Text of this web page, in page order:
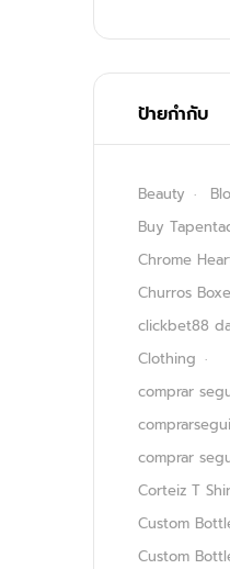
ป้ายกำกับ
Beauty
Buy
Chrome
Churros
clickbet88
Clothing
comprar
comprar
Corteiz T
Custom
Custom